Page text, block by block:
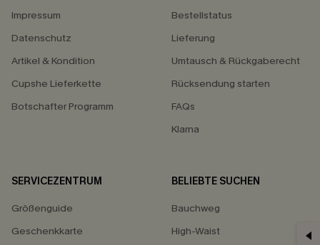
Impressum
Datenschutz
Artikel & Kondition
Cupshe Lieferkette
Botschafter Programm
Bestellstatus
Lieferung
Umtausch & Rückgaberecht
Rücksendung starten
FAQs
Klarna
SERVICEZENTRUM
Größenguide
Geschenkkarte
BELIEBTE SUCHEN
Bauchweg
High-Waist